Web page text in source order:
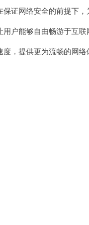
网络安全的前提下，
能够自由畅游于互联
提供更为流畅的网络